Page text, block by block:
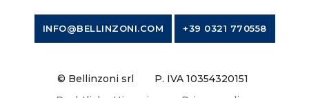
INFO@BELLINZONI.COM +39 0321 770558
© Bellinzoni srl
P. IVA 10354320151